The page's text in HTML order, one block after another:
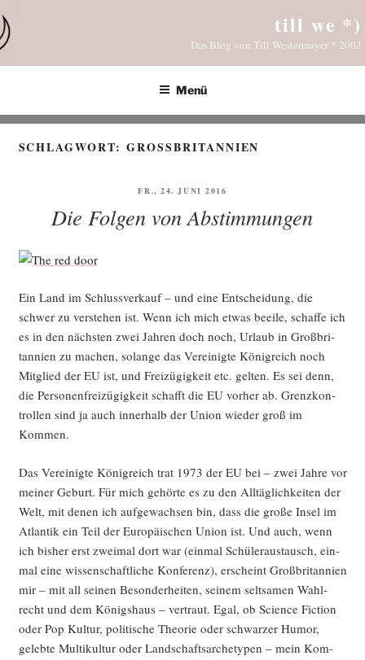
Inhalt
springen
till we *)
Das Blog von Till Westermayer * 2002
Menü
SCHLAGWORT:GROSSBRITANNIEN
VERÖFFENTLICHT
FR., 24. JUNI 2016
Die Folgen von Abstimmungen
Ein Land im Schluss­ver­kauf – und eine Ent­schei­dung, die
schwer zu ver­ste­hen ist. Wenn ich mich etwas beei­le, schaf­fe ich
es in den nächs­ten zwei Jah­ren doch noch, Urlaub in Groß­bri­
tan­ni­en zu machen, solan­ge das Ver­ei­nig­te König­reich noch
Mit­glied der EU ist, und Frei­zü­gig­keit etc. gel­ten. Es sei denn,
die Per­so­nen­frei­zü­gig­keit schafft die EU vor­her ab. Grenz­kon­
trol­len sind ja auch inner­halb der Uni­on wie­der groß im
Kommen.
Das Ver­ei­nig­te König­reich trat 1973 der EU bei – zwei Jah­re vor
mei­ner Geburt. Für mich gehör­te es zu den All­täg­lich­kei­ten der
Welt, mit denen ich auf­ge­wach­sen bin, dass die gro­ße Insel im
Atlan­tik ein Teil der Euro­päi­schen Uni­on ist. Und auch, wenn
ich bis­her erst zwei­mal dort war (ein­mal Schü­ler­aus­tausch, ein­
mal eine wis­sen­schaft­li­che Kon­fe­renz), erscheint Groß­bri­tan­ni­en
mir – mit all sei­nen Beson­der­hei­ten, sei­nem selt­sa­men Wahl­
recht und dem Königs­haus – ver­traut. Egal, ob Sci­ence Fic­tion
oder Pop Kul­tur, poli­ti­sche Theo­rie oder schwar­zer Humor,
geleb­te Mul­ti­kul­tur oder Land­schafts­ar­che­ty­pen – mein Kom­